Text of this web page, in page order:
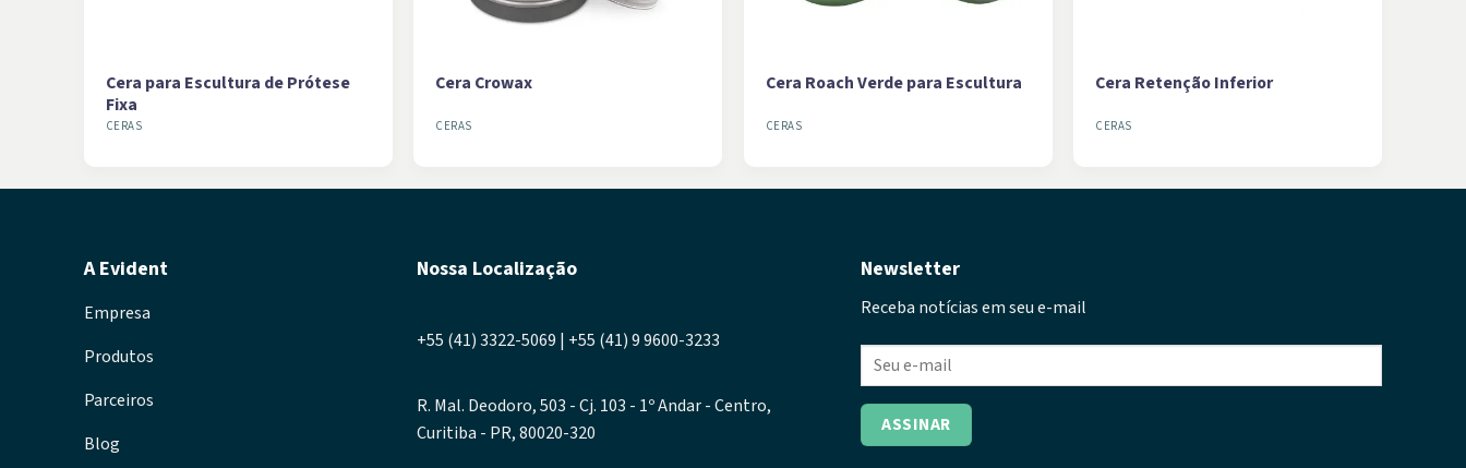
CERAS
Cera para Escultura de Prótese
Fixa
CERAS
Cera Crowax
CERAS
Cera Roach Verde para Escultura
CERAS
Cera Retenção Inferior
A Evident
Empresa
Produtos
Parceiros
Blog
Nossa Localização
+55 (41) 3322-5069 | +55 (41) 9 9600-3233
R. Mal. Deodoro, 503 - Cj. 103 - 1º Andar - Centro,
Curitiba - PR, 80020-320
Newsletter
Receba notícias em seu e-mail